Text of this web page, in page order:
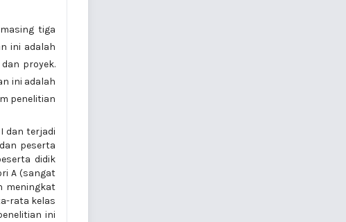
tiga
ini adalah
proyek.
ini adalah
penelitian
dan terjadi
peserta
didik
A (sangat
meningkat
rata kelas
ini